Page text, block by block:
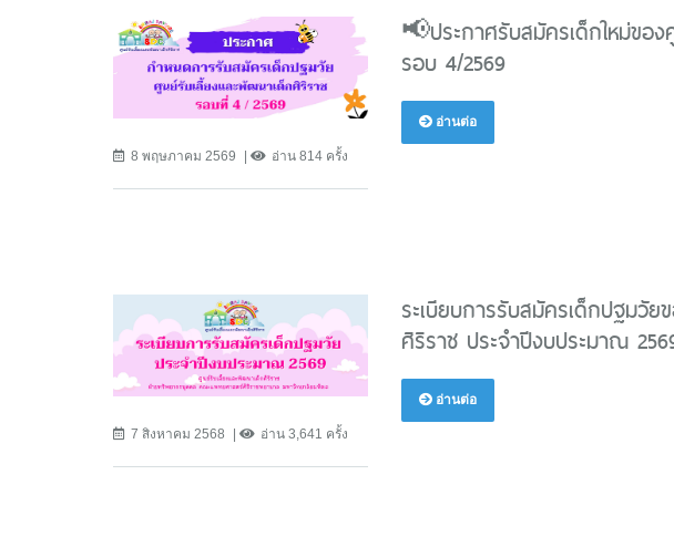
8 พฤษภาคม 2569 อ่าน 814 ครั้ง
📢ประกาศรับสมัครเด็กใหม่ขอ
รอบ 4/2569
อ่านต่อ
7 สิงหาคม 2568 อ่าน 3,641 ครั้ง
ระเบียบการรับสมัครเด็กปฐมวั
ศิริราช ประจำปีงบประมาณ
อ่านต่อ